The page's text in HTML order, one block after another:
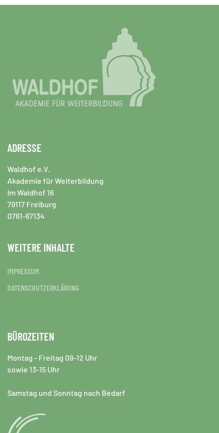
ADRESSE
Waldhof e.V.
Akademie für Weiterbildung
Im Waldhof 16
79117 Freiburg
0761-67134
WEITERE INHALTE
IMPRESSUM
DATENSCHUTZERKLÄRUNG
BÜROZEITEN
Montag - Freitag 09-12 Uhr
sowie 13-15 Uhr
Samstag und Sonntag nach Bedarf